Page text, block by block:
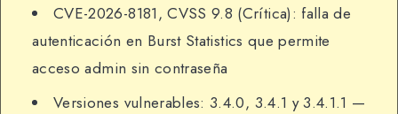
CVE-2026-8181, CVSS 9.8 (Crítica): falla de
autenticación en Burst Statistics que permite
acceso admin sin contraseña
Versiones vulnerables: 3.4.0, 3.4.1 y 3.4.1.1 —